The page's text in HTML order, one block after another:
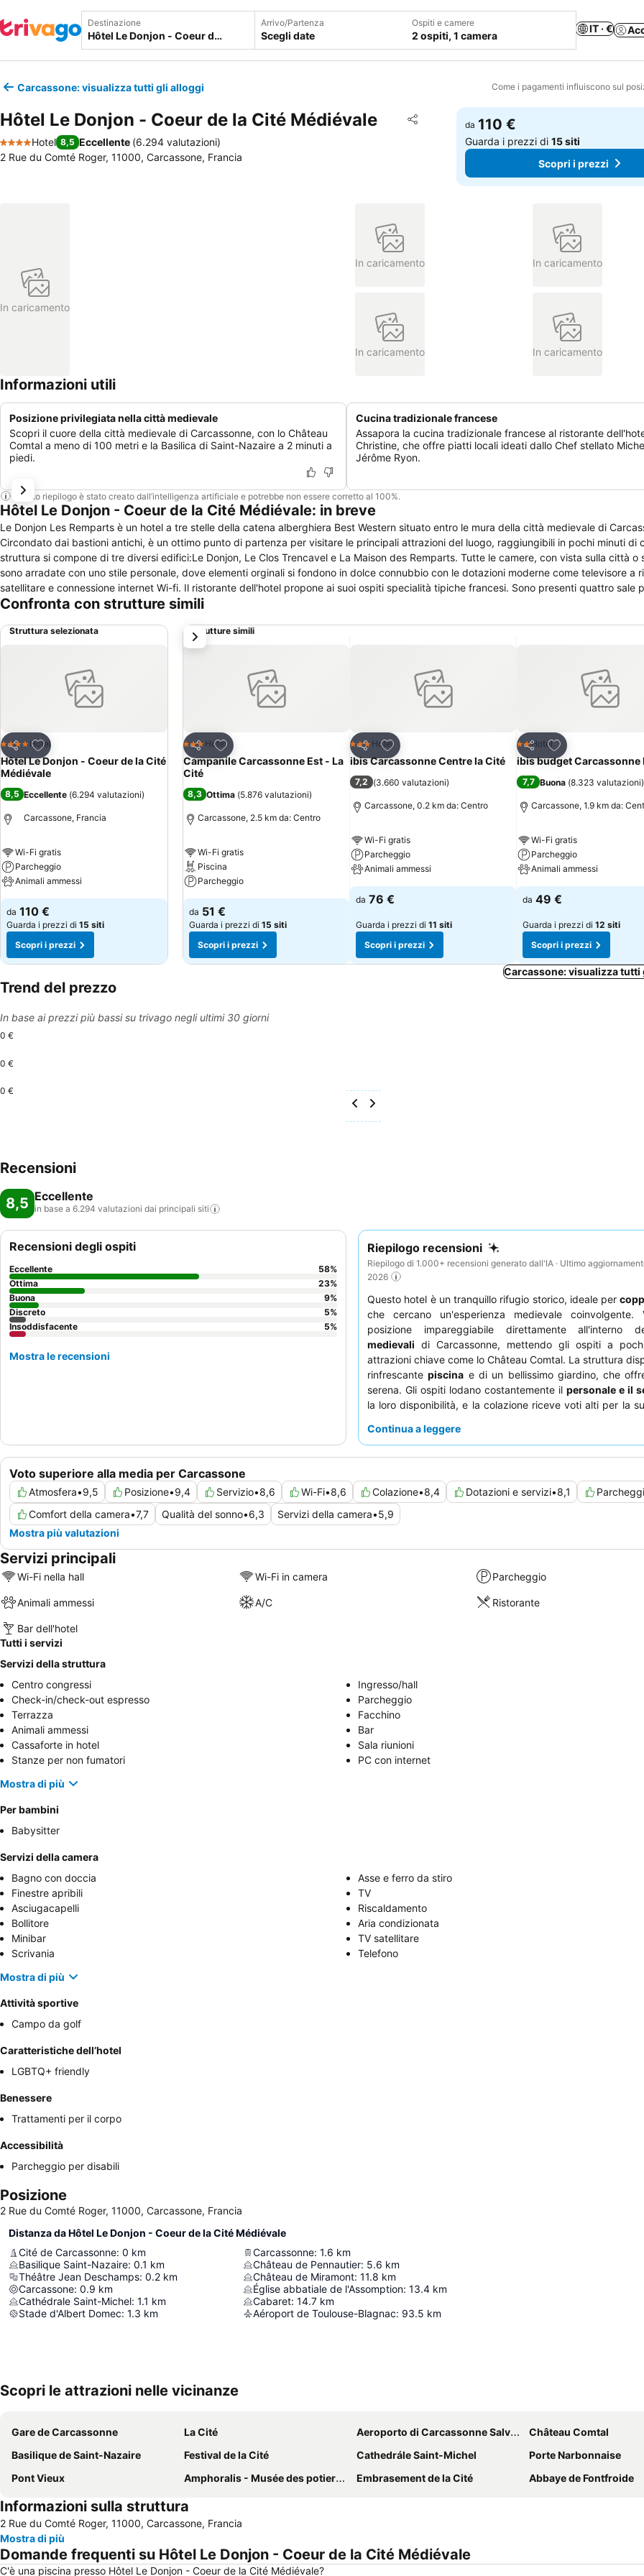
Destinazione Arrivo/Partenza
Scegli date
Ospiti e camere
2 ospiti, 1 camera
IT · €
Carcassone: visualizza tutti gli alloggi Come i pagamenti influiscono sul
Hôtel Le Donjon - Coeur de la Cité Médiévale Condividi
Aggiungi ai preferiti
4 Stelle
Hotel 8,5 Eccellente (6.294 valutazioni)
2 Rue du Comté Roger, 11000, Carcassone, Francia
da 110 €
Guarda i prezzi di15 siti
Scopri i prezzi
In caricamento
In caricamento In caricamento
In caricamento In caricamento
Informazioni utili
Posizione privilegiata nella città medievale
Scopri il cuore della città medievale di Carcassonne, con lo Château
Comtal a meno di 100 metri e la Basilica di Saint-Nazaire a 2 minuti a
piedi.
Cucina tradizionale francese
Assapora la cucina tradizionale francese al ristorante
Christine, che offre piatti locali ideati dallo Chef stellato
Jérôme Ryon.
Questo riepilogo è stato creato dall’intelligenza artificiale e potrebbe non essere corretto al 100%.
Hôtel Le Donjon - Coeur de la Cité Médiévale: in breve
Le Donjon Les Remparts è un hotel a tre stelle della catena alberghiera Best Western situato entro le mura della città medievale di
Circondato dai bastioni antichi, è un ottimo punto di partenza per visitare le principali attrazioni del luogo, raggiungibili in pochi minuti di
struttura si compone di tre diversi edifici:Le Donjon, Le Clos Trencavel e La Maison des Remparts. Tutte le camere, con vista sulla città o sui giardini,
sono arradate con uno stile personale, dove elementi orginali si fondono in dolce connubbio con le dotazioni moderne come televisore a
satellitare e connessione internet Wi-fi. Il ristorante dell'hotel propone ai suoi ospiti specialità tipiche francesi. Sono presenti quattro sale per
conferenze dalla capacità massima di 100 persone, attrezzate con tutti i servizi business. Nelle immediate vicinanze è possibile praticare
Confronta con strutture simili
Struttura selezionata
Condividi
Aggiungi ai preferiti
4 StelleHotel
Hôtel Le Donjon - Coeur de la Cité
Médiévale
8,5 Eccellente (6.294 valutazioni)
Carcassone, Francia
Wi-Fi gratis
Parcheggio
Animali ammessi
da 110 €
Guarda i prezzi di 15 siti
Scopri i prezzi
Strutture simili
Condividi
Aggiungi ai preferiti
3 StelleHotel
Campanile Carcassonne Est - La
Cité
8,3 Ottima (5.876 valutazioni)
Carcassone, 2.5 km da: Centro
Wi-Fi gratis
Piscina
Parcheggio
da 51 €
Guarda i prezzi di 15 siti
Scopri i prezzi
Condividi
Aggiungi ai preferiti
3 StelleHotel
ibis Carcassonne Centre la Cité
7,2 (3.660 valutazioni)
Carcassone, 0.2 km da: Centro
Wi-Fi gratis
Parcheggio
Animali ammessi
da 76 €
Guarda i prezzi di 11 siti
Scopri i prezzi
Condividi
Aggiungi ai
2 Stelle
Hotel
ibis budget Carcassonne
7,7 Buona (8.323 valutazioni)
Carcassone, 1.9 km da:
Wi-Fi gratis
Parcheggio
Animali ammessi
da 49 €
Guarda i prezzi di 12 siti
Scopri i prezzi
successivo
Carcassone: visualizza tutti
Trend del prezzo
In base ai prezzi più bassi su trivago negli ultimi 30 giorni
0 €
0 €
0 €
Recensioni
8,5 Eccellente
in base a 6.294 valutazioni dai principali siti
Riepilogo recensioni
Riepilogo di 1.000+ recensioni generato dall'IA · Ultimo
2026
Questo hotel è un tranquillo rifugio storico, ideale per
che cercano un'esperienza medievale coinvolgente.
posizione impareggiabile direttamente all'interno
medievali di Carcassonne, mettendo gli ospiti a
attrazioni chiave come lo Château Comtal. La struttura
rinfrescantepiscina e di un bellissimo giardino, che
serena. Gli ospiti lodano costantemente il personale e il
la loro disponibilità, e la colazione riceve voti alti per la
davvero tranquillo, considerate di richiedere una camera
Continua a leggere
Voto superiore alla media per Carcassone
Atmosfera•9,5 Posizione•9,4 Servizio•8,6 Wi-Fi•8,6 Colazione•8,4 Dotazioni e servizi•8,1
Comfort della camera•7,7 Qualità del sonno•6,3 Servizi della camera•5,9
Mostra più valutazioni
Recensioni degli ospiti
Eccellente 58%
Ottima
23%
Buona
9%
Discreto
5%
Insoddisfacente
5%
Mostra le recensioni
Servizi principali
Wi-Fi nella hall Wi-Fi in camera Parcheggio
Animali ammessi A/C Ristorante
Bar dell'hotel
Tutti i servizi
Servizi della struttura
Centro congressi
Ingresso/hall
Check-in/check-out espresso
Parcheggio
Terrazza
Facchino
Animali ammessi
Bar
Cassaforte in hotel
Sala riunioni
Stanze per non fumatori
PC con internet
Mostra di più
Per bambini
Babysitter
Servizi della camera
Bagno con doccia
Asse e ferro da stiro
Finestre apribili
TV
Asciugacapelli
Riscaldamento
Bollitore
Aria condizionata
Minibar
TV satellitare
Scrivania
Telefono
Mostra di più
Attività sportive
Campo da golf
Caratteristiche dell’hotel
LGBTQ+ friendly
Benessere
Trattamenti per il corpo
Accessibilità
Parcheggio per disabili
Posizione
2 Rue du Comté Roger, 11000, Carcassone, Francia
Distanza da Hôtel Le Donjon - Coeur de la Cité Médiévale
Cité de Carcassonne: 0 km
Basilique Saint-Nazaire: 0.1 km
Théâtre Jean Deschamps: 0.2 km
Carcassone: 0.9 km
Cathédrale Saint-Michel: 1.1 km
Stade d'Albert Domec: 1.3 km
Carcassonne: 1.6 km
Château de Pennautier: 5.6 km
Château de Miramont: 11.8 km
Église abbatiale de l'Assomption: 13.4 km
Cabaret: 14.7 km
Aéroport de Toulouse-Blagnac: 93.5 km
Scopri le attrazioni nelle vicinanze
Gare de Carcassonne La Cité Aeroporto di Carcassonne Salvaza
Château Comtal
Basilique de Saint-Nazaire
Festival de la Cité Cathedrále Saint-Michel
Porte Narbonnaise
Pont Vieux
Amphoralis - Musée des potiers gallo-romains Embrasement de la Cité Abbaye de Fontfroide
Informazioni sulla struttura
2 Rue du Comté Roger, 11000, Carcassone, Francia
Mostra di più
Domande frequenti su Hôtel Le Donjon - Coeur de la Cité Médiévale
C'è una piscina presso Hôtel Le Donjon - Coeur de la Cité Médiévale?